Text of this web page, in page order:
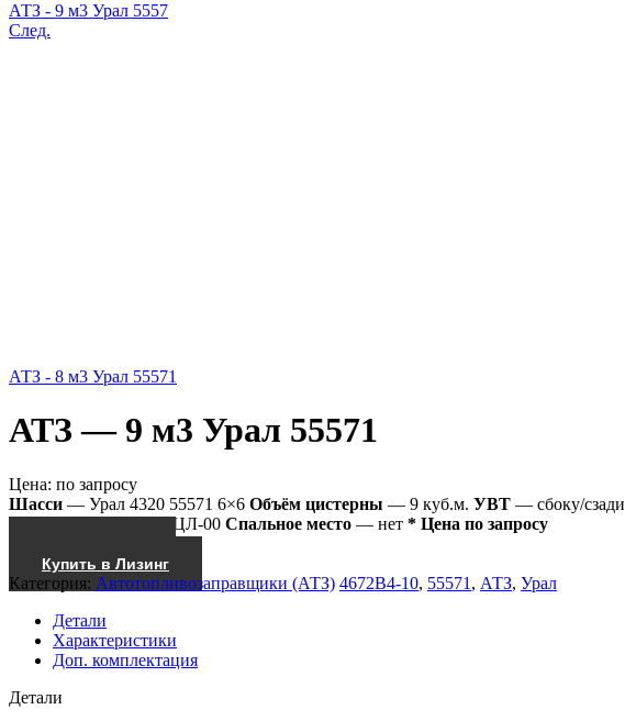
АТЗ - 9 м3 Урал 5557
След.
АТЗ - 8 м3 Урал 55571
АТЗ — 9 м3 Урал 55571
Цена: по запросу
Шасси — Урал 4320 55571 6×6 Объём цистерны — 9 куб.м. УВТ — сбоку/сзади
— СВН-80/СЦЛ-00 Спальное место — нет * Цена по запросу
Купить в Лизинг
Категория: Автотопливозаправщики (АТЗ) 4672В4-10, 55571 , АТЗ, Урал
Детали
Характеристики
Доп. комплектация
Детали